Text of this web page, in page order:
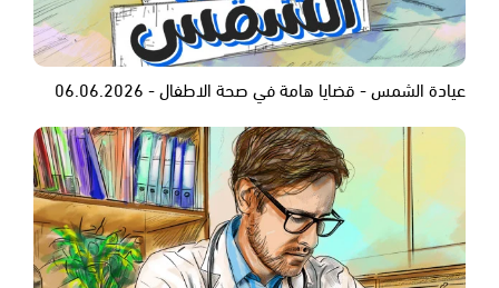
عيادة الشمس - قضايا هامة في صحة الاطفال - 06.06.2026